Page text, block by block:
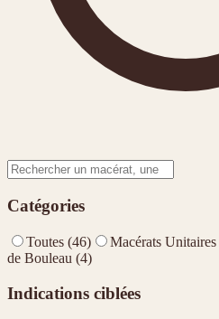
Catégories
Toutes (46) Macérats Unitaires
de Bouleau (4)
Indications ciblées